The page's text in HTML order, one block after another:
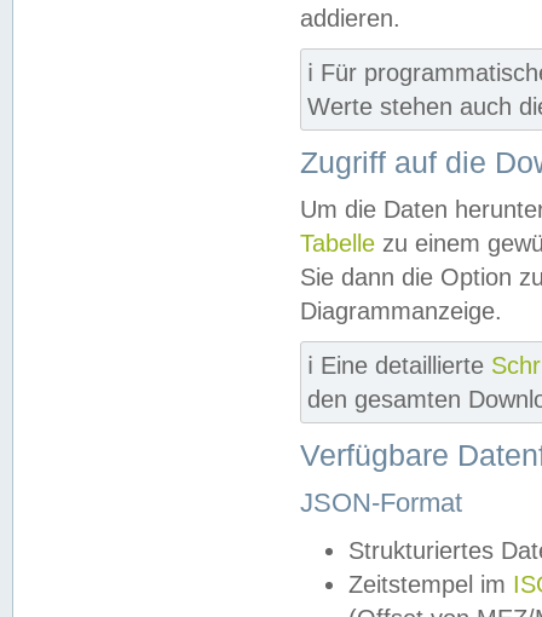
addieren.
ℹ️ Für
Werte stehen auch
Zugriff auf die
Um die Daten
Tabelle zu einem
Sie dann die Option
Diagrammanzeige.
ℹ️ Eine detaillierte
den gesamten
Verfügbare
JSON-Format
Strukturiertes
Zeitstempel im